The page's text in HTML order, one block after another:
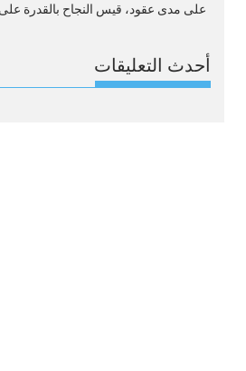
على مدى عقود، قيس النجاح بالقدرة على
أحدث التعليقات